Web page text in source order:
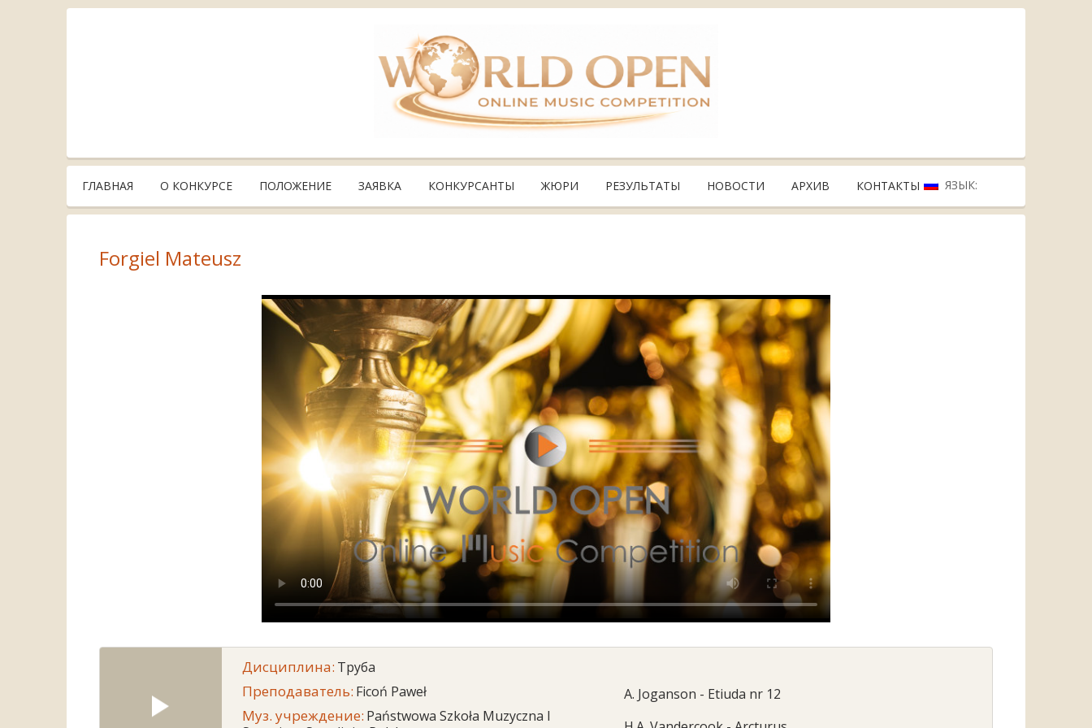
ГЛАВНАЯ О КОНКУРСЕ ПОЛОЖЕНИЕ ЗАЯВКА КОНКУРСАНТЫ ЖЮРИ РЕЗУЛЬТАТЫ НОВОСТИ АРХИВ КОНТАКТЫ ЯЗЫК:
Forgiel Mateusz
Дисциплина: Труба
Преподаватель: Ficoń Paweł
Муз. учреждение: Państwowa Szkoła Muzyczna I
A. Joganson - Etiuda nr 12